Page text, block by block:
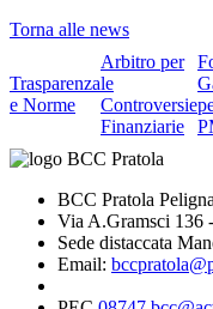
Torna alle news
Trasparenza
e Norme
Arbitro per
le
Controversie
Finanziarie
BCC Pratola Peligna
Via A.Gramsci 136
Sede distaccata
Email: